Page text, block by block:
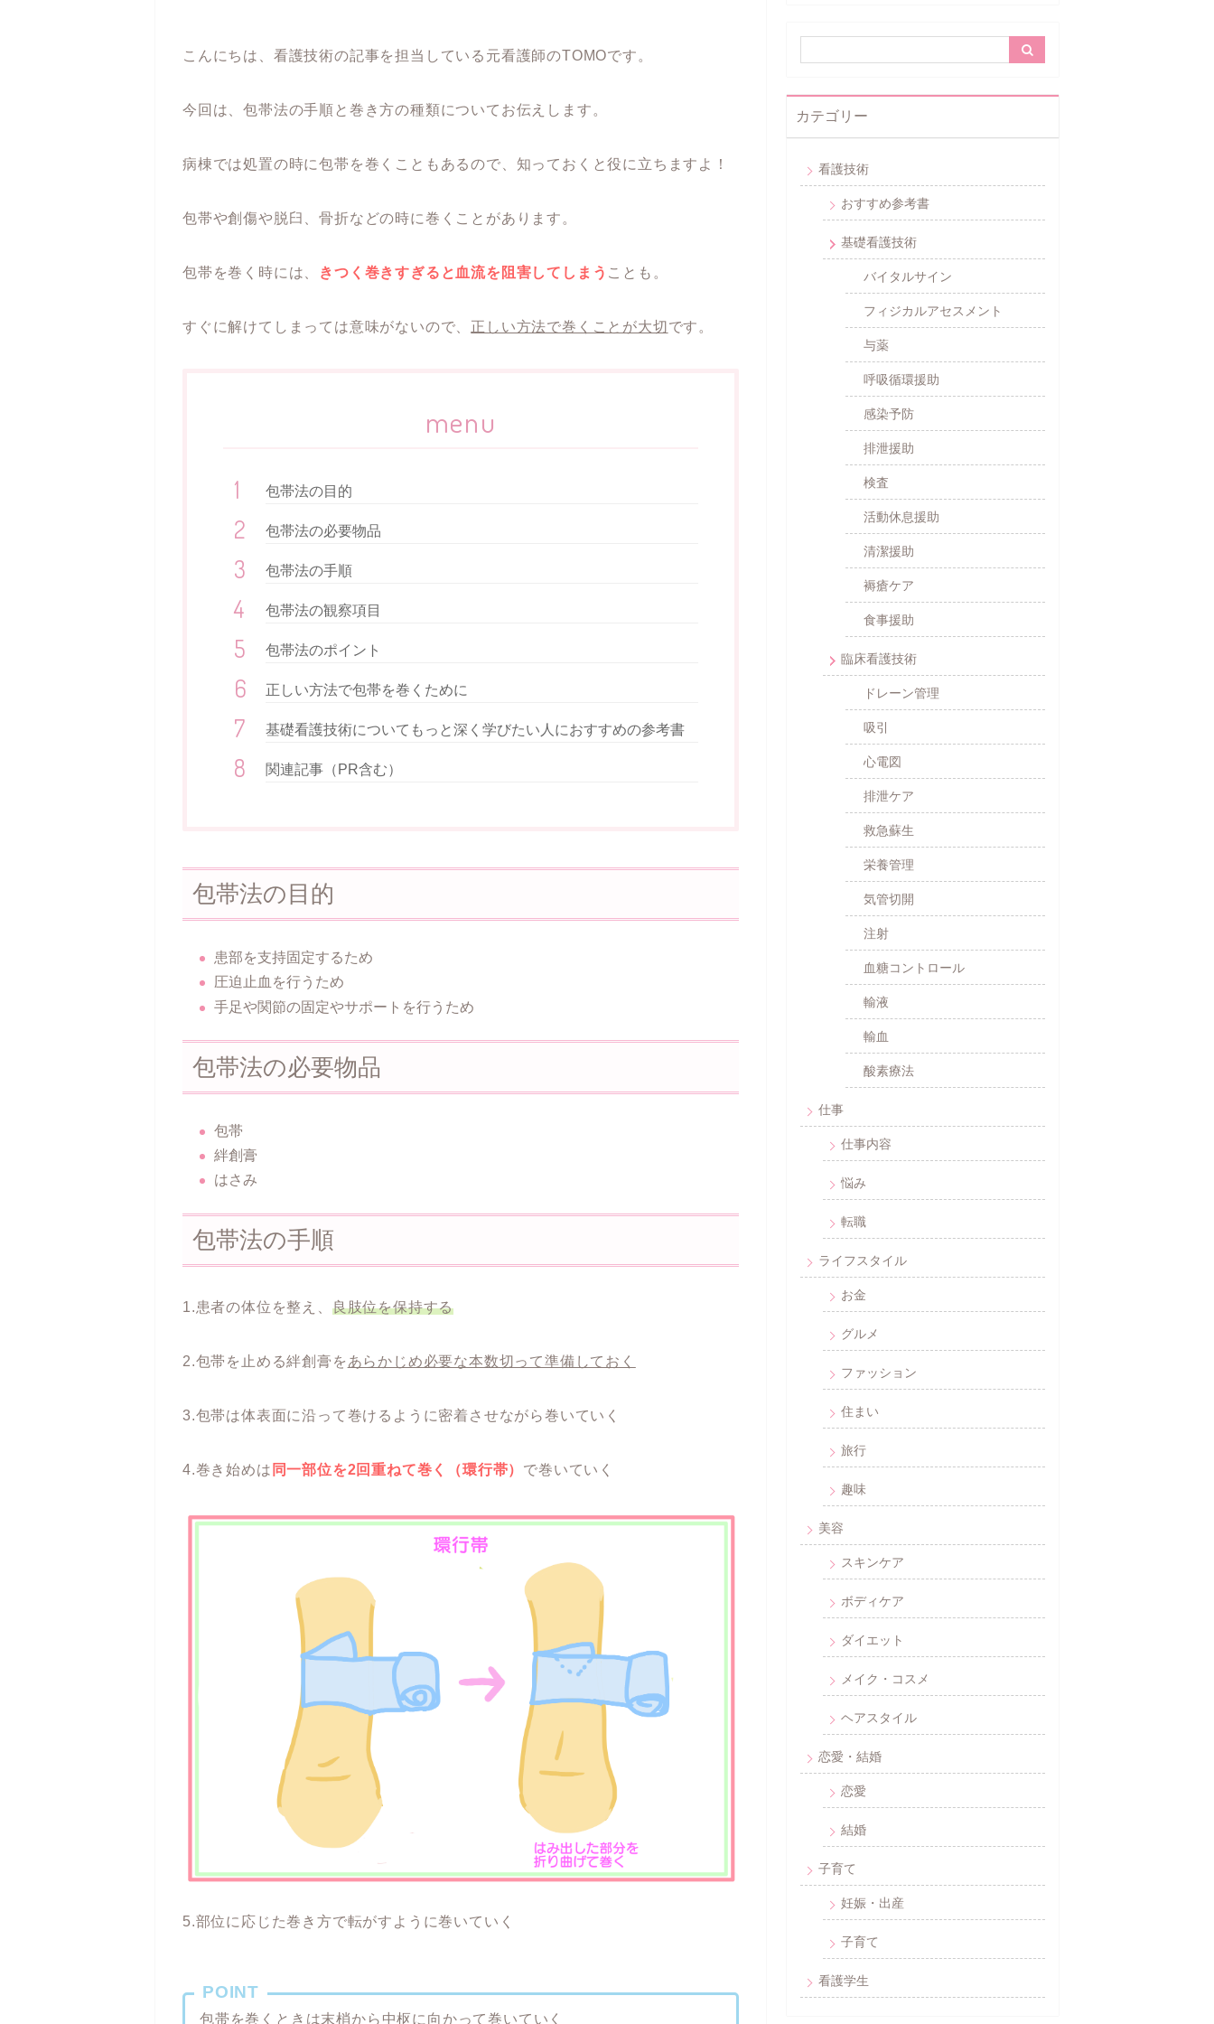
こんにちは、看護技術の記事を担当している元看護師のTOMOです。
今回は、包帯法の手順と巻き方の種類についてお伝えします。
病棟では処置の時に包帯を巻くこともあるので、知っておくと役に立ちますよ！
包帯や創傷や脱臼、骨折などの時に巻くことがあります。
包帯を巻く時には、 きつく巻きすぎると血流を阻害してしまう ことも。
すぐに解けてしまっては意味がないので、 正しい方法で巻くことが大切 です。
menu
包帯法の目的
包帯法の必要物品
包帯法の手順
包帯法の観察項目
包帯法のポイント
正しい方法で包帯を巻くために
基礎看護技術についてもっと深く学びたい人におすすめの参考書
関連記事（PR含む）
包帯法の目的
患部を支持固定するため
圧迫止血を行うため
手足や関節の固定やサポートを行うため
包帯法の必要物品
包帯
絆創膏
はさみ
包帯法の手順
1.患者の体位を整え、 良肢位を保持する
2.包帯を止める絆創膏を あらかじめ必要な本数切って準備しておく
3.包帯は体表面に沿って巻けるように密着させながら巻いていく
4.巻き始めは 同一部位を2回重ねて巻く（環行帯） で巻いていく
5.部位に応じた巻き方で転がすように巻いていく
POINT
包帯を巻くときは末梢から中枢に向かって巻いていく
カテゴリー
看護技術
おすすめ参考書
基礎看護技術
バイタルサイン
フィジカルアセスメント
与薬
呼吸循環援助
感染予防
排泄援助
検査
活動休息援助
清潔援助
褥瘡ケア
食事援助
臨床看護技術
ドレーン管理
吸引
心電図
排泄ケア
救急蘇生
栄養管理
気管切開
注射
血糖コントロール
輸液
輸血
酸素療法
仕事
仕事内容
悩み
転職
ライフスタイル
お金
グルメ
ファッション
住まい
旅行
趣味
美容
スキンケア
ボディケア
ダイエット
メイク・コスメ
ヘアスタイル
恋愛・結婚
恋愛
結婚
子育て
妊娠・出産
子育て
看護学生